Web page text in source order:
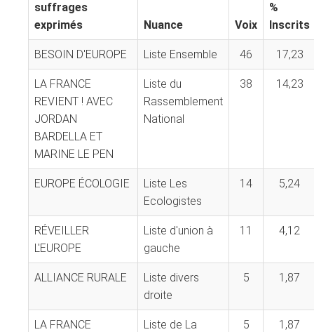
suffrages
exprimés
Nuance Voix
%
Inscrits
BESOIN D'EUROPE Liste Ensemble 46 17,23
LA FRANCE
REVIENT ! AVEC
JORDAN
BARDELLA ET
MARINE LE PEN
Liste du
Rassemblement
National
38 14,23
EUROPE ÉCOLOGIE
Liste Les
Ecologistes
14 5,24
RÉVEILLER
L'EUROPE
Liste d'union à
gauche
11 4,12
ALLIANCE RURALE
Liste divers
droite
5 1,87
LA FRANCE Liste de La 5 1,87